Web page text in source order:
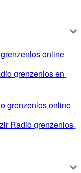
online
grenzenlos en
grenzenlos online
Radio grenzenlos